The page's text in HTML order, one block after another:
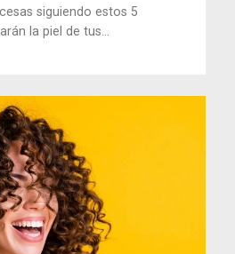
siguiendo estos 5
la piel de tus...